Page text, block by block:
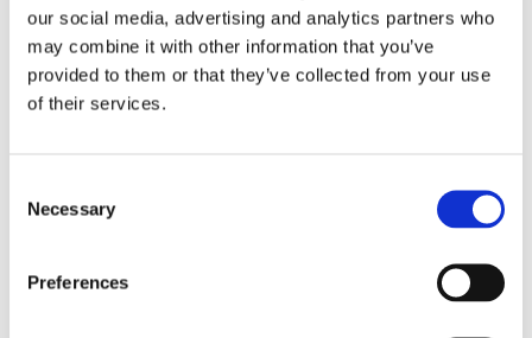
our social media, advertising and analytics partners who
may combine it with other information that you’ve
provided to them or that they’ve collected from your use
of their services.
Selection
Necessary
Preferences
entsprechen.
Das Hubsystemstruktur ist einfach, eingebettetes Mobilteil,
das das Heben leicht zu steuern.
Last: 1000n
Maximale Geschwindigkeit ohne Last ~ Nennlast: 32 mm/s